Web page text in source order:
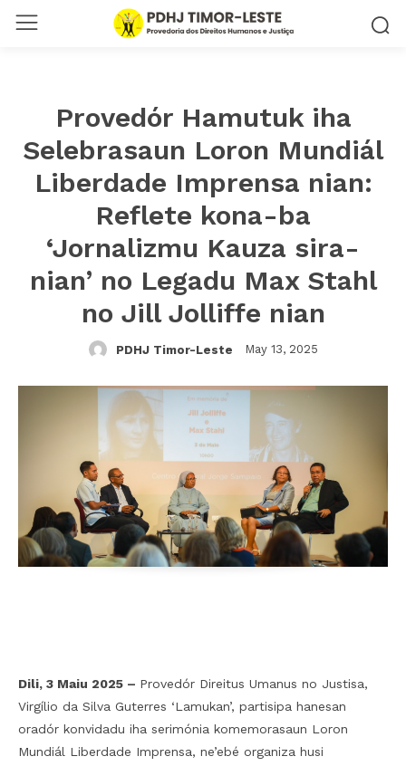
Provedór Hamutuk iha
Selebrasaun Loron Mundiál
Liberdade Imprensa nian:
Reflete kona-ba
‘Jornalizmu Kauza sira-
nian’ no Legadu Max Stahl
no Jill Jolliffe nian
PDHJ Timor-Leste May 13, 2025
Dili, 3 Maiu 2025 – Provedór Direitus Umanus no Justisa,
Virgílio da Silva Guterres ‘Lamukan’, partisipa hanesan
oradór konvidadu iha serimónia komemorasaun Loron
Mundiál Liberdade Imprensa, ne’ebé organiza husi